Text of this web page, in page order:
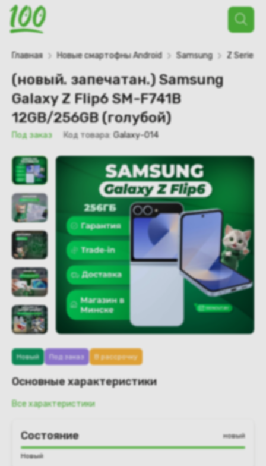
Поиск
товаров
Главная Новые смартофны Android Samsung Z Series
(новый. запечатан.) Samsung
Galaxy Z Flip6 SM-F741B
12GB/256GB (голубой)
Под заказ Код товара: Galaxy-014
Новый Под заказ В рассрочку
Основные характеристики
Все характеристики
Состояние новый
Новый